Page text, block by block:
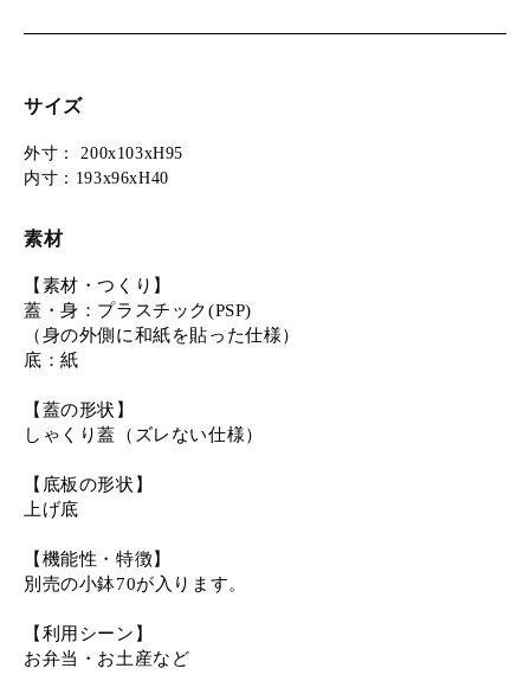
サイズ
外寸：
200x103xH95
内寸： 193x96xH40
素材
【素材・つくり】
蓋・身：プラスチック(PSP)
（身の外側に和紙を貼った仕様）
底：紙
【蓋の形状】
しゃくり蓋（ズレない仕様）
【底板の形状】
上げ底
【機能性・特徴】
別売の小鉢70が入ります。
【利用シーン】
お弁当・お土産など